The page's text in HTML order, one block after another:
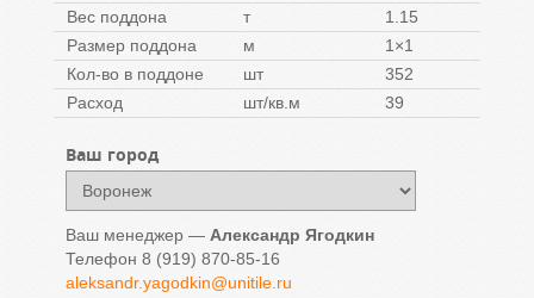
Вес поддона
т
1.15
Размер поддона
м
1×1
Кол-во в поддоне
шт
352
Расход
шт/кв.м 39
Ваш город
Ваш менеджер — Александр Ягодкин
Телефон 8 (919) 870-85-16
aleksandr.yagodkin@unitile.ru